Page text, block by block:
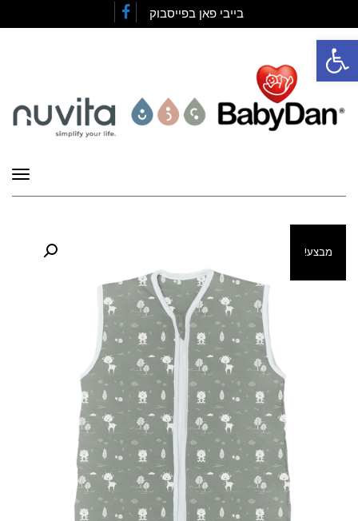
פתח סרגל נגישות
בייבי פאן בפייסבוק
Facebook
מבצע!